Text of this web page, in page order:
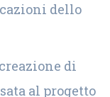
dello
di
al progetto